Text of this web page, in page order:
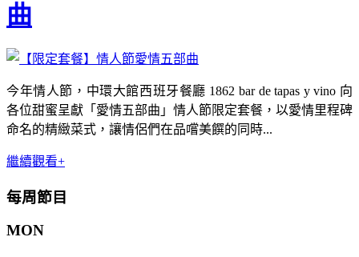
曲
今年情人節，中環大館西班牙餐廳 1862 bar de tapas y vino 向
各位甜蜜呈獻「愛情五部曲」情人節限定套餐，以愛情里程碑
命名的精緻菜式，讓情侶們在品嚐美饌的同時...
繼續觀看+
每周節目
MON